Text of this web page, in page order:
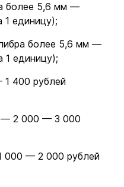
более 5,6 мм —
единицу);
более 5,6 мм —
единицу);
400 рублей
— 2 000 — 3 000
000 — 2 000 рублей